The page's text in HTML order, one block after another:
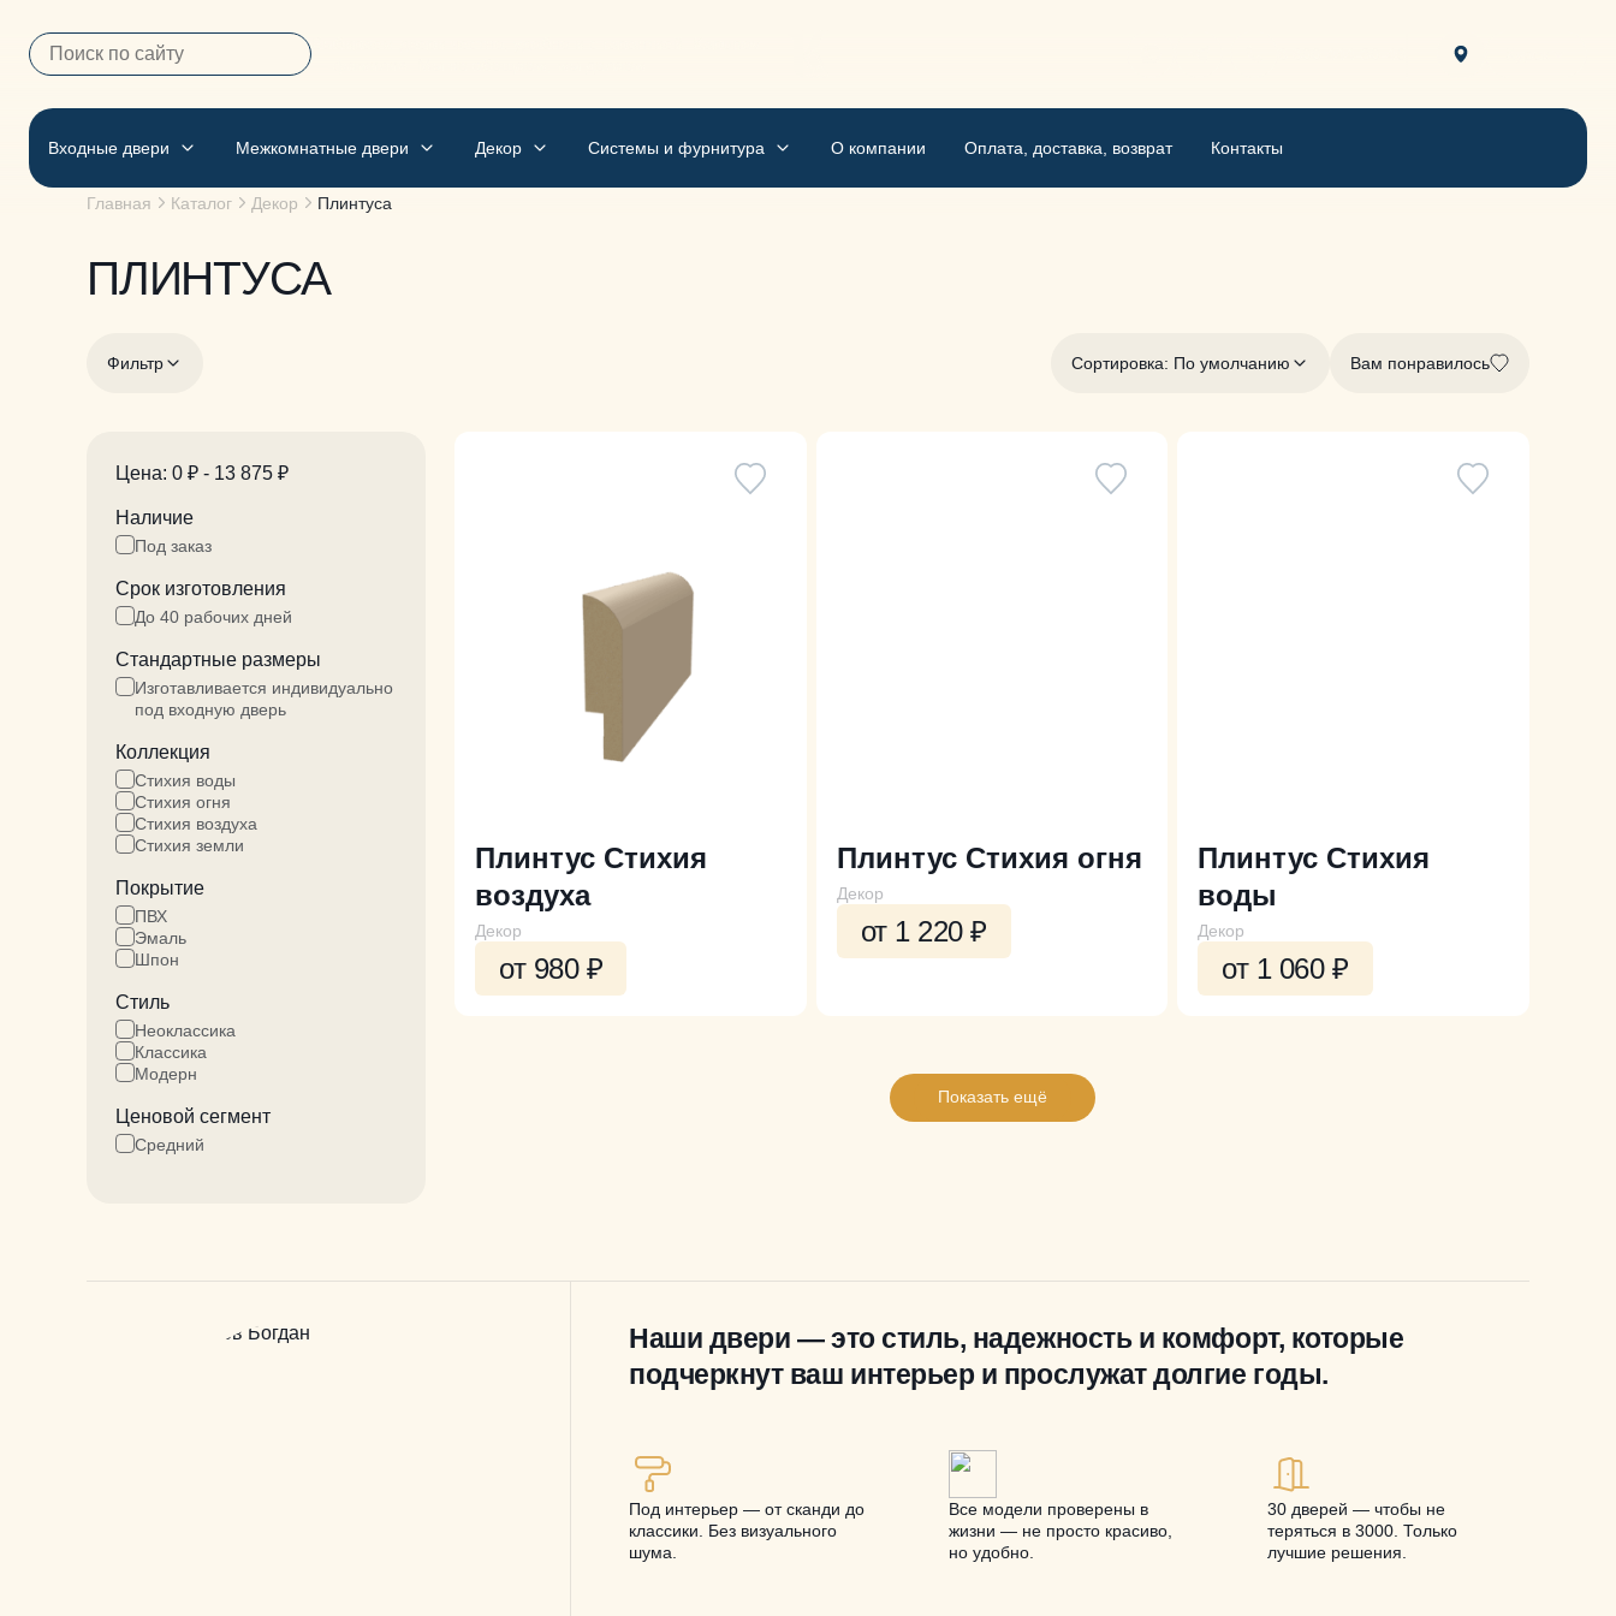
Входные двери Межкомнатные двери Декор Системы и фурнитура О компании Оплата, доставка, возврат Контакты
Главная Каталог Декор Плинтуса
ПЛИНТУСА
Фильтр Сортировка: По умолчанию Вам понравилось
Цена: 0 ₽ - 13 875 ₽
Наличие
Под заказ
Срок изготовления
До 40 рабочих дней
Стандартные размеры
Изготавливается индивидуально
под входную дверь
Коллекция
Стихия воды
Стихия огня
Стихия воздуха
Стихия земли
Покрытие
ПВХ
Эмаль
Шпон
Стиль
Неоклассика
Классика
Модерн
Ценовой сегмент
Средний
Плинтус Стихия
воздуха
Декор
от 980₽
Плинтус Стихия огня
Декор
от 1 220₽
Плинтус Стихия
воды
Декор
от 1 060₽
Показать ещё
Наши двери — это стиль, надежность и комфорт, которые
подчеркнут ваш интерьер и прослужат долгие годы.
Под интерьер — от сканди до
классики. Без визуального
шума.
Все модели проверены в
жизни — не просто красиво,
но удобно.
30 дверей — чтобы не
теряться в 3000. Только
лучшие решения.